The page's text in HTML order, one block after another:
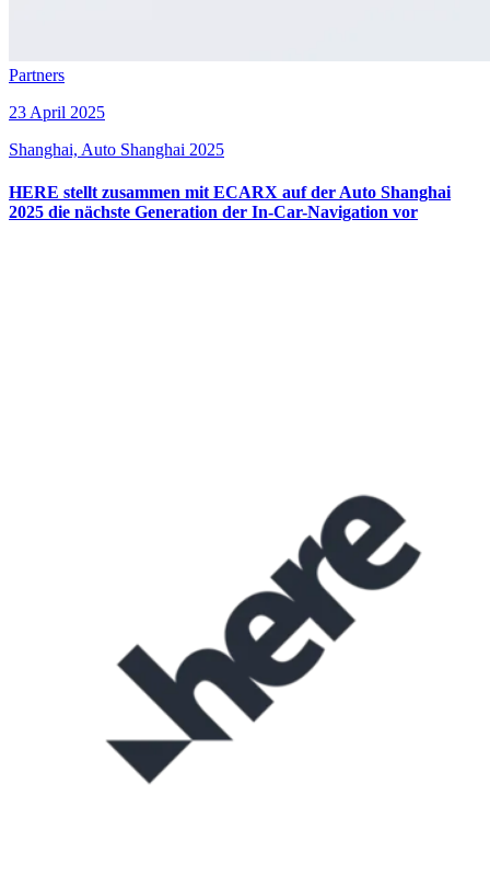
Partners
23 April 2025
Shanghai, Auto Shanghai 2025
HERE stellt zusammen mit ECARX auf der Auto Shanghai
2025 die nächste Generation der In-Car-Navigation vor